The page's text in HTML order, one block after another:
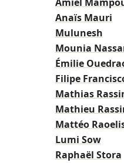
Anaïs Mauri
Mulunesh
Mounia
Émilie
Filipe
Mathias
Mathieu
Mattéo
Lumi Sow
Raphaël Stora